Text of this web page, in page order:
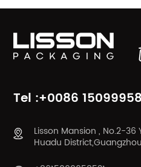
Tel :+0086
Lisson Mansion , No.2-36
Huadu